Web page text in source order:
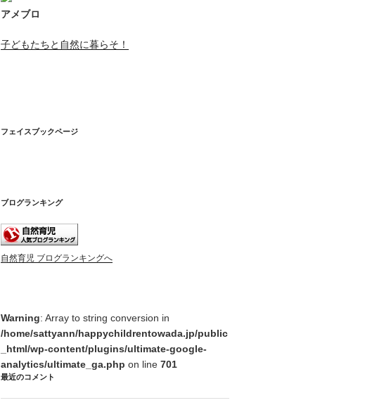
アメブロ
子どもたちと自然に暮らそ！
フェイスブックページ
ブログランキング
自然育児 ブログランキングへ
Warning: Array to string conversion in
/home/sattyann/happychildrentowada.jp/public
_html/wp-content/plugins/ultimate-google-
analytics/ultimate_ga.php on line 701
最近のコメント